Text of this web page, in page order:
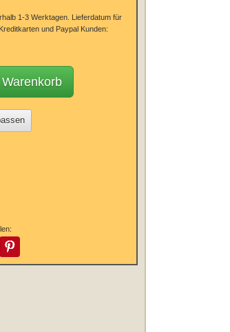
1-3 Werktagen.
Lieferdatum für
und Paypal Kunden:
Pinterest